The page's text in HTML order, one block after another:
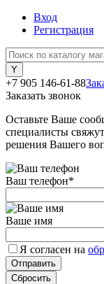
Вход
Регистрация
+7 905 146-61-88
Заказать звонок
Оставьте Ваше
специалисты
решения Вашего
Ваш телефон*
Ваше имя
Я согласен на